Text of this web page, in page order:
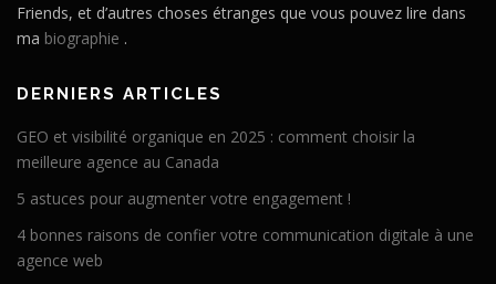
Friends, et d’autres choses étranges que vous pouvez lire dans
ma biographie .
DERNIERS ARTICLES
GEO et visibilité organique en 2025 : comment choisir la
meilleure agence au Canada
5 astuces pour augmenter votre engagement !
4 bonnes raisons de confier votre communication digitale à une
agence web